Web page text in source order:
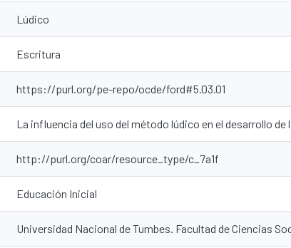
Lúdico
Escritura
https://purl.org/pe-repo/ocde/ford#5.03.01
La influencia del uso del método lúdico en el desarrollo
http://purl.org/coar/resource_type/c_7a1f
Educación Inicial
Universidad Nacional de Tumbes. Facultad de Ciencias